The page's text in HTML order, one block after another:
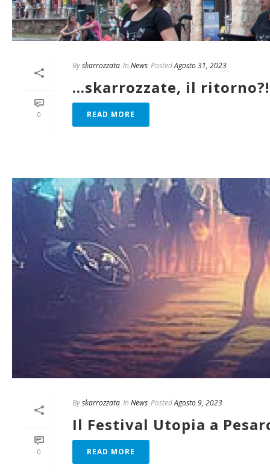
0
Byskarrozzata In News PostedAgosto 31, 2023
…skarrozzate, il ritorno?!
READ MORE
0
Byskarrozzata In News PostedAgosto 9, 2023
Il Festival Utopia a
READ MORE